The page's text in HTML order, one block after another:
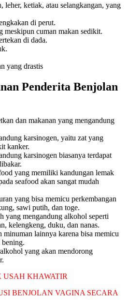
leher, ketiak, atau selangkangan, yang
di perut.
meskipun cuman makan sedikit.
di dada.
yang drastis
Penderita Benjolan
dan makanan yang mengandung
karsinogen, yaitu zat yang
kanker.
karsinogen biasanya terdapat
yang memiliki kandungan lemak
seafood akan sangat mudah
yang bisa memicu perkembangan
sawi putih, dan toge.
yang mengandung alkohol seperti
kelengkeng, duku, dan nanas.
lainnya karena bisa memicu
bening.
yang akan mendorong
KHAWATIR
BENJOLAN VAGINA SECARA